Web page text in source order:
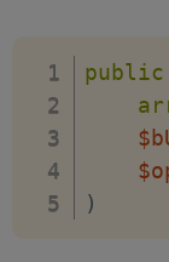
public
)